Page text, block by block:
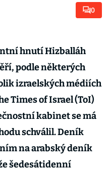
0
hnutí Hizballáh
podle některých
izraelských médiích
Times of Israel (ToI)
kabinet se má
schválil. Deník
na arabský deník
šedesátidenní